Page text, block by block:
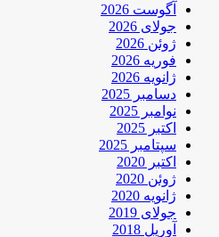
آگوست 2026
جولای 2026
ژوئن 2026
فوریه 2026
ژانویه 2026
دسامبر 2025
نوامبر 2025
اکتبر 2025
سپتامبر 2025
اکتبر 2020
ژوئن 2020
ژانویه 2020
جولای 2019
آوریل 2018